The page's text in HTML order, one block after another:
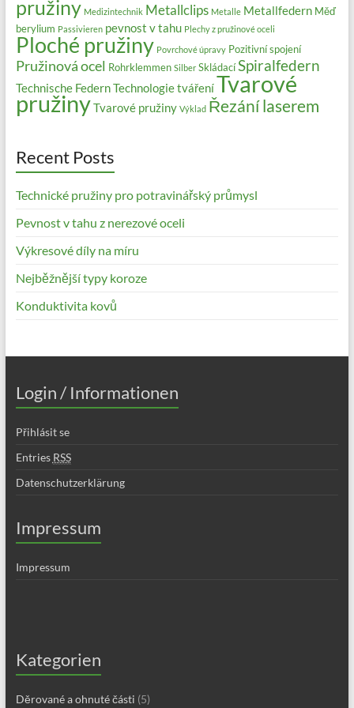
pružiny Medizintechnik Metallclips Metalle Metallfedern Měď
berylium Passivieren pevnost v tahu Plechy z pružinové oceli
Ploché pružiny Povrchové úpravy Pozitivní spojení
Pružinová ocel Rohrklemmen Silber Skládací Spiralfedern
Technische FedernTechnologie tvářeníTvarové
pružinyTvarové pružiny Výklad Řezání laserem
Recent Posts
Technické pružiny pro potravinářský průmysl
Pevnost v tahu z nerezové oceli
Výkresové díly na míru
Nejběžnější typy koroze
Konduktivita kovů
Login / Informationen
Přihlásit se
Entries RSS
Datenschutzerklärung
Impressum
Impressum
Kategorien
Děrované a ohnuté části (5)